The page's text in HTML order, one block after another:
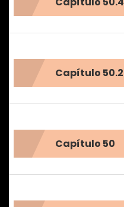
Capítulo 50.2
Capítulo 50